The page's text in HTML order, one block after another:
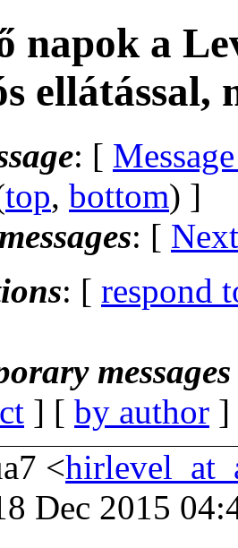
napok a
ellátással,
: [
top, bottom) ]
: [
: [ respond
] [ by author
<
Dec 2015